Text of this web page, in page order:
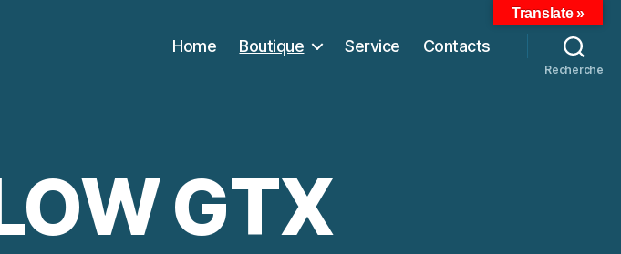
Home Boutique Service Contacts
Recherche
GTX
Translate »